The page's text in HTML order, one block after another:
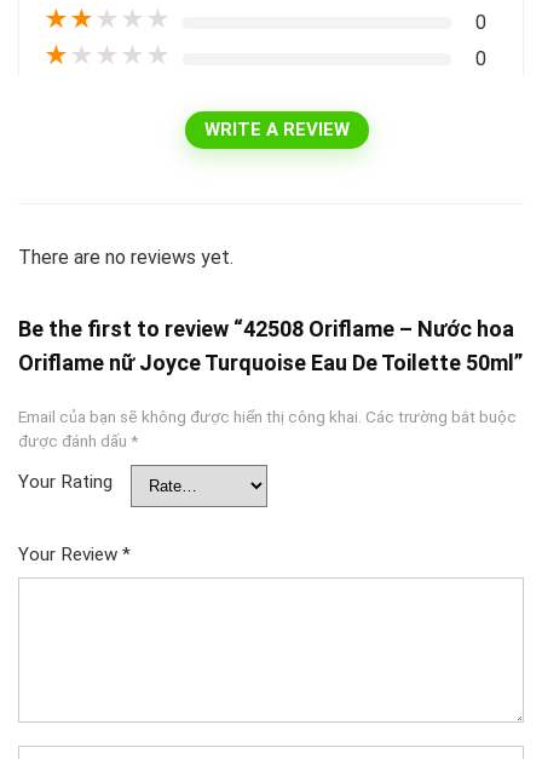
★★ ★ ★ ★ 0
★ ★ ★ ★ ★ 0
WRITE A REVIEW
There are no reviews yet.
Be the first to review “42508 Oriflame – Nước hoa
Oriflame nữ Joyce Turquoise Eau De Toilette 50ml”
Email của bạn sẽ không được hiển thị công khai. Các trường bắt buộc
được đánh dấu *
Your Rating
Your Review *